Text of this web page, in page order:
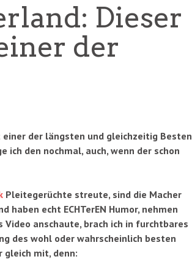
Dieser
der
einer der längsten und gleichzeitig Besten
ich den nochmal, auch, wenn der schon
Pleitegerüchte streute, sind die Macher
echt ECHTerEN Humor, nehmen
Video anschaute, brach ich in furchtbares
des wohl oder wahrscheinlich besten
gleich mit, denn: